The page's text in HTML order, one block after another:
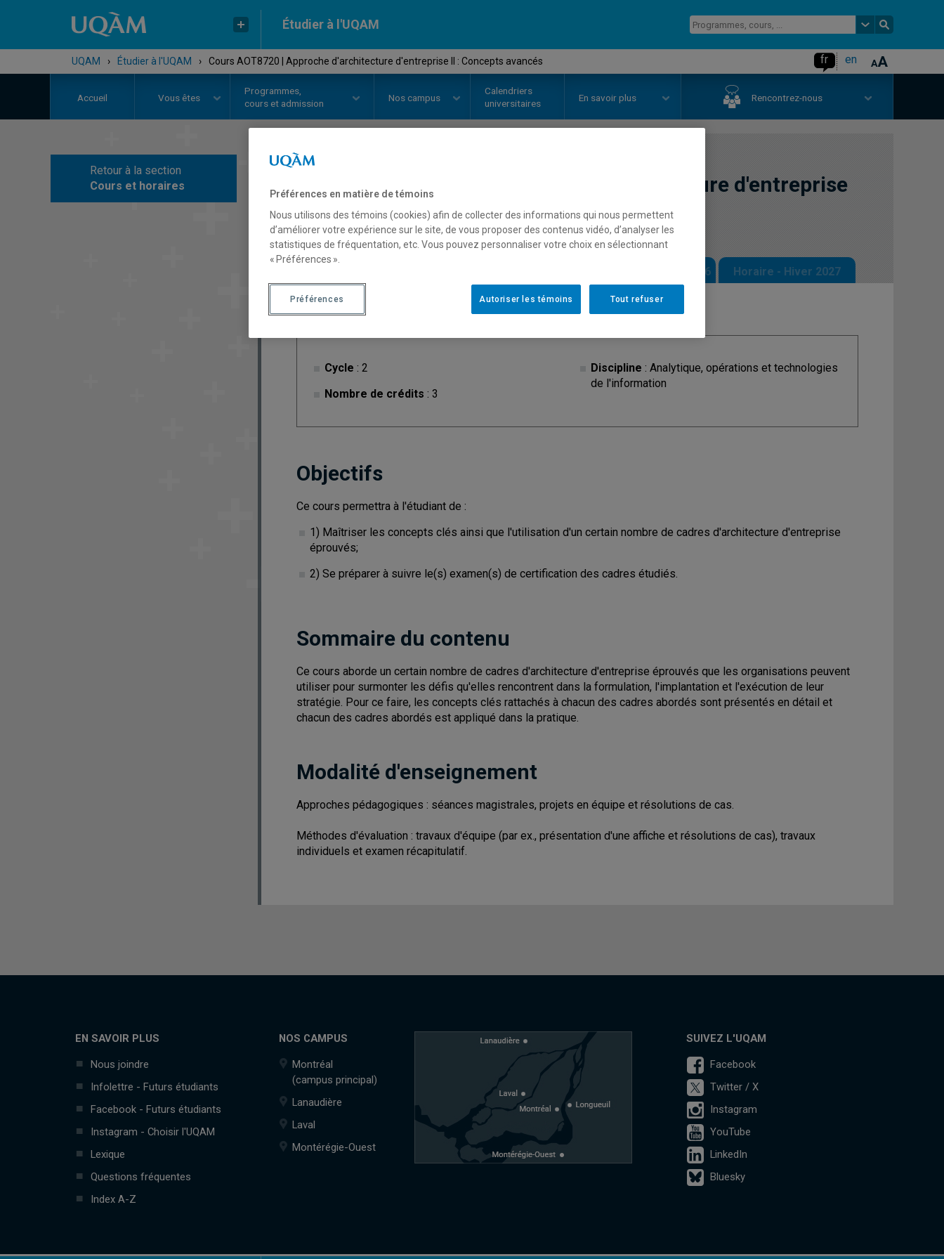
Étudier à l'UQAM
UQAM › Étudier à l'UQAM › Cours AOT8720 | Approche d'architecture d'entreprise II : Concepts avancés fr en
Accueil Vous êtes
Programmes,
cours et admission
Nos campus
Calendriers
universitaires
En savoir plus Rencontrez-nous
Retour à la section
Cours et horaires
COURS AOT8720
Approche d'architecture d'entreprise
II : Concepts avancés
Horaire - Automne 2026 Horaire - Hiver 2027
Cycle : 2
Nombre de crédits : 3
Discipline : Analytique, opérations et technologies
de l'information
Objectifs
Ce cours permettra à l'étudiant de :
1) Maîtriser les concepts clés ainsi que l'utilisation d'un certain nombre de cadres d'architecture d'entreprise
éprouvés;
2) Se préparer à suivre le(s) examen(s) de certification des cadres étudiés.
Sommaire du contenu
Ce cours aborde un certain nombre de cadres d'architecture d'entreprise éprouvés que les organisations peuvent
utiliser pour surmonter les défis qu'elles rencontrent dans la formulation, l'implantation et l'exécution de leur
stratégie. Pour ce faire, les concepts clés rattachés à chacun des cadres abordés sont présentés en détail et
chacun des cadres abordés est appliqué dans la pratique.
Modalité d'enseignement
Approches pédagogiques : séances magistrales, projets en équipe et résolutions de cas.
Méthodes d'évaluation : travaux d'équipe (par ex., présentation d'une affiche et résolutions de cas), travaux
individuels et examen récapitulatif.
EN SAVOIR PLUS
Nous joindre
Infolettre - Futurs étudiants
Facebook - Futurs étudiants
Instagram - Choisir l'UQAM
Lexique
Questions fréquentes
Index A-Z
NOS CAMPUS
Montréal
(campus principal)
Lanaudière
Laval
Montérégie-Ouest
SUIVEZ L'UQAM
Facebook
Twitter / X
Instagram
YouTube
LinkedIn
Bluesky
Préférences en matière de témoins
Nous utilisons des témoins (cookies) afin de collecter des informations qui nous permettent
d’améliorer votre expérience sur le site, de vous proposer des contenus vidéo, d’analyser les
statistiques de fréquentation, etc. Vous pouvez personnaliser votre choix en sélectionnant
« Préférences ».
Tout refuser
Autoriser les témoins
Préférences